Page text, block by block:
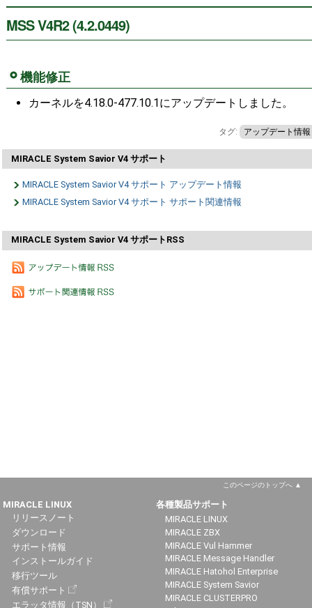
MSS V4R2 (4.2.0449)
機能修正
カーネルを4.18.0-477.10.1にアップデートしました。
タグ: アップデート情報
MIRACLE System Savior V4 サポート
MIRACLE System Savior V4 サポート アップデート情報
MIRACLE System Savior V4 サポート サポート関連情報
MIRACLE System Savior V4 サポートRSS
このページのトップへ
MIRACLE LINUX
リリースノート
ダウンロード
サポート情報
インストールガイド
移行ツール
有償サポート
エラッタ情報（TSN）
各種製品サポート
MIRACLE LINUX
MIRACLE ZBX
MIRACLE Vul Hammer
MIRACLE Message Handler
MIRACLE Hatohol Enterprise
MIRACLE System Savior
MIRACLE CLUSTERPRO